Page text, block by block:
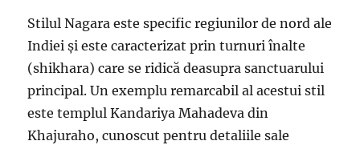
Stilul Nagara este specific regiunilor de nord ale
Indiei și este caracterizat prin turnuri înalte
(shikhara) care se ridică deasupra sanctuarului
principal. Un exemplu remarcabil al acestui stil
este templul Kandariya Mahadeva din
Khajuraho, cunoscut pentru detaliile sale